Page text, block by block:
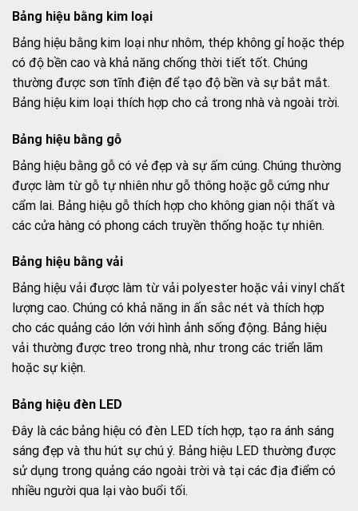
Bảng hiệu bằng kim loại
Bảng hiệu bằng kim loại như nhôm, thép không gỉ hoặc thép
có độ bền cao và khả năng chống thời tiết tốt. Chúng
thường được sơn tĩnh điện để tạo độ bền và sự bắt mắt.
Bảng hiệu kim loại thích hợp cho cả trong nhà và ngoài trời.
Bảng hiệu bằng gỗ
Bảng hiệu bằng gỗ có vẻ đẹp và sự ấm cúng. Chúng thường
được làm từ gỗ tự nhiên như gỗ thông hoặc gỗ cứng như
cẩm lai. Bảng hiệu gỗ thích hợp cho không gian nội thất và
các cửa hàng có phong cách truyền thống hoặc tự nhiên.
Bảng hiệu bằng vải
Bảng hiệu vải được làm từ vải polyester hoặc vải vinyl chất
lượng cao. Chúng có khả năng in ấn sắc nét và thích hợp
cho các quảng cáo lớn với hình ảnh sống động. Bảng hiệu
vải thường được treo trong nhà, như trong các triển lãm
hoặc sự kiện.
Bảng hiệu đèn LED
Đây là các bảng hiệu có đèn LED tích hợp, tạo ra ánh sáng
sáng đẹp và thu hút sự chú ý. Bảng hiệu LED thường được
sử dụng trong quảng cáo ngoài trời và tại các địa điểm có
nhiều người qua lại vào buổi tối.